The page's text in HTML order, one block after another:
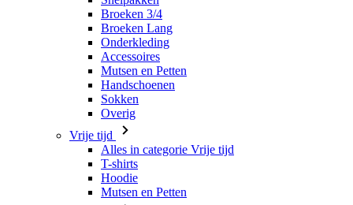
Broeken 3/4
Broeken Lang
Onderkleding
Accessoires
Mutsen en Petten
Handschoenen
Sokken
Overig
Vrije tijd
Alles in categorie Vrije tijd
T-shirts
Hoodie
Mutsen en Petten